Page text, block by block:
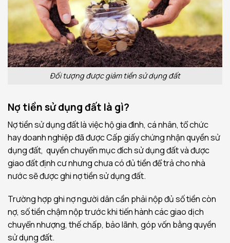
Đối tượng được giảm tiền sử dụng đất
Nợ tiền sử dụng đất là gì?
Nợ tiền sử dụng đất là việc hộ gia đình, cá nhân, tổ chức
hay doanh nghiệp đã được Cấp giấy chứng nhận quyền sử
dụng đất, quyền chuyển mục đích sử dụng đất và được
giao đất định cư nhưng chưa có đủ tiền để trả cho nhà
nước sẽ được ghi nợ tiền sử dụng đất.
Trường hợp ghi nợ người dân cần phải nộp đủ số tiền còn
nợ, số tiền chậm nộp trước khi tiến hành các giao dịch
chuyển nhượng, thế chấp, bảo lãnh, góp vốn bằng quyền
sử dụng đất.